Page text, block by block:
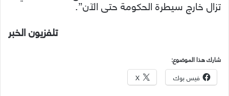
تزال خارج سيطرة الحكومة حتى الآن”.
تلفزيون الخبر
شارك هذا الموضوع:
فيس بوك X